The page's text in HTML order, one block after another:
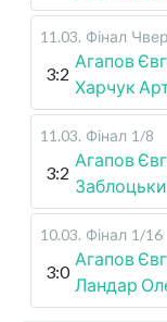
11.03. Фінал
3:2
Агапов
Харчук
11.03. Фінал 1/8
3:2
Агапов
10.03. Фінал 1/16
3:0
Агапов
Ландар